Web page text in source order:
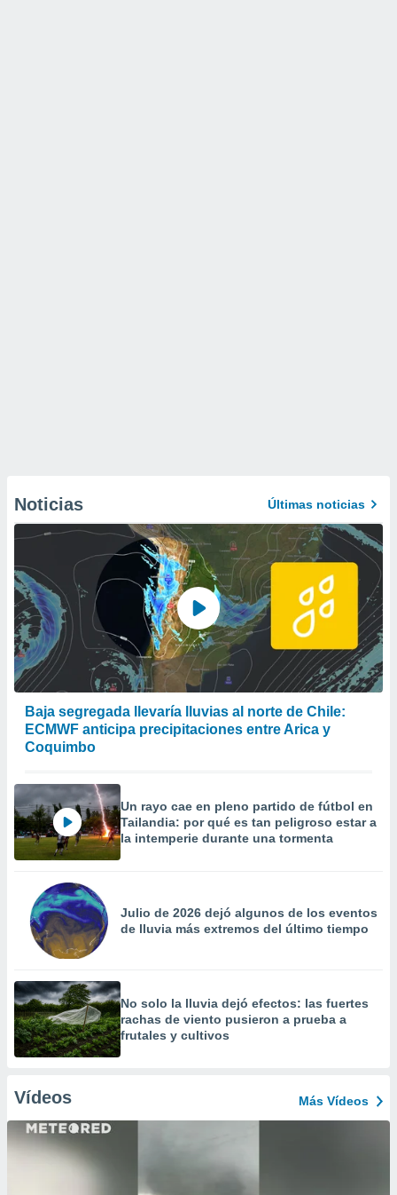
Noticias Últimas noticias
Baja segregada llevaría lluvias al norte de Chile:
ECMWF anticipa precipitaciones entre Arica y
Coquimbo
Un rayo cae en pleno partido de fútbol en
Tailandia: por qué es tan peligroso estar a
la intemperie durante una tormenta
Julio de 2026 dejó algunos de los eventos
de lluvia más extremos del último tiempo
No solo la lluvia dejó efectos: las fuertes
rachas de viento pusieron a prueba a
frutales y cultivos
Vídeos Más Vídeos